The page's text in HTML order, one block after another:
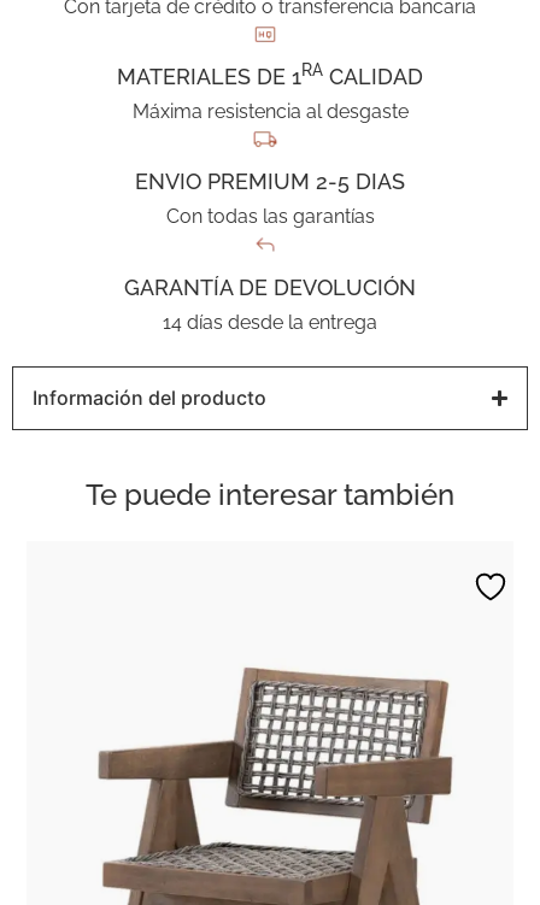
Con tarjeta de crédito o transferencia bancaria
MATERIALES DE 1RA CALIDAD
Máxima resistencia al desgaste
ENVIO PREMIUM 2-5 DIAS
Con todas las garantías
GARANTÍA DE DEVOLUCIÓN
14 días desde la entrega
Información del producto
Te puede interesar también